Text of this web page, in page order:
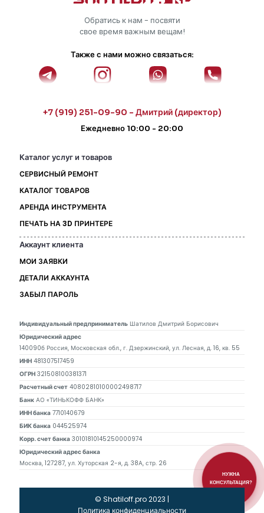
Обратись к нам - посвяти
свое время важным вещам!
Также с нами можно связаться:
+7 (919) 251-09-90 - Дмитрий (директор)
Ежедневно 10:00 - 20:00
Каталог услуг и товаров
СЕРВИСНЫЙ РЕМОНТ
КАТАЛОГ ТОВАРОВ
АРЕНДА ИНСТРУМЕНТА
ПЕЧАТЬ НА 3D ПРИНТЕРЕ
Аккаунт клиента
МОИ ЗАЯВКИ
ДЕТАЛИ АККАУНТА
ЗАБЫЛ ПАРОЛЬ
Индивидуальный предприниматель Шатилов Дмитрий Борисович
Юридический адрес
140090б Россия, Московская обл., г. Дзержинский, ул. Лесная, д. 16, кв. 55
ИНН 481307517459
ОГРН 321508100381371
Расчетный счет 40802810100002498717
Банк АО «ТИНЬКОФФ БАНК»
ИНН банка 7710140679
БИК банка 044525974
Корр. счет банка 30101810145250000974
Юридический адрес банка
Москва, 127287, ул. Хуторская 2-я, д. 38А, стр. 26
НУЖНА
КОНСУЛЬТАЦИЯ?
© Shatiloff.pro 2023 |
Политика конфиденциальности